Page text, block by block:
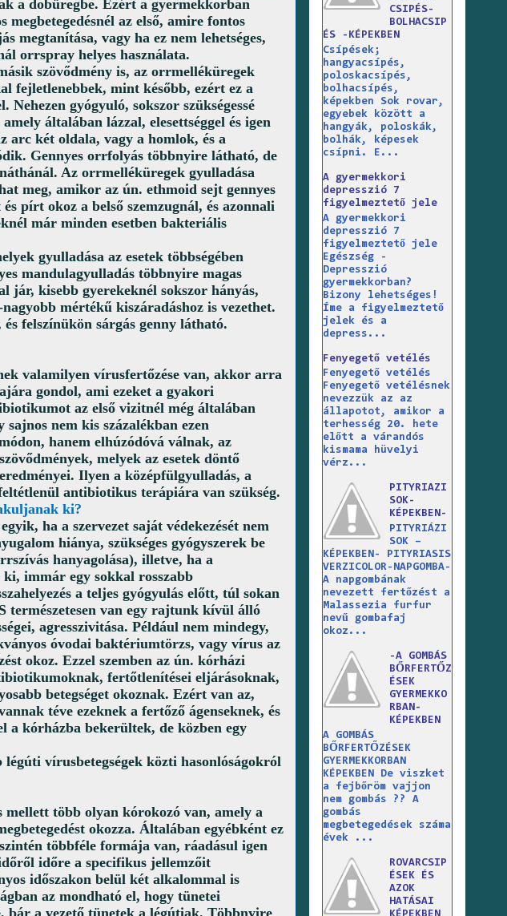
a dobüregbe. Ezért a gyermekkorban
az első, amire fontos
megtanítása, vagy ha ez nem lehetséges,
orrspray helyes használata.
szövődmény is, az orrmelléküregek
fejletlenebbek, mint később, ezért ez a
gyógyuló, sokszor szükségessé
általában lázzal, elesettséggel és igen
arc két oldala, vagy a homlok, és a
Gennyes orrfolyás többnyire látható, de
Az orrmelléküregek gyulladása
meg, amikor az ún. ethmoid sejt gennyes
pírt okoz a belső szemzugnál, és azonnali
már minden esetben bakteriális
gyulladása az esetek többségében
mandulagyulladás többnyire magas
jár, kisebb gyerekeknél sokszor hányás,
mértékű kiszáradáshoz is vezethet.
felszínükön sárgás genny látható.
valamilyen vírusfertőzése van, akkor arra
gondol, ami ezeket a gyakori
az első vizitnél még általában
nem kis százalékban ezen
hanem elhúzódóvá válnak, az
melyek az esetek döntő
Ilyen a középfülgyulladás, a
antibiotikus terápiára van szükség.
ki?
ha a szervezet saját védekezését nem
hiánya, szükséges gyógyszerek be
hanyagolása), illetve, ha a
ki, immár egy sokkal rosszabb
a teljes gyógyulás előtt, túl sokan
természetesen van egy rajtunk kívül álló
agresszivitása. Például nem mindegy,
óvodai baktériumtörzs, vagy vírus az
okoz. Ezzel szemben az ún. kórházi
fertőtlenítései eljárásoknak,
betegséget okoznak. Ezért van az,
téve ezeknek a fertőző ágenseknek, és
a kórházba bekerültek, de közben egy
légúti vírusbetegségek közti hasonlóságokról
több olyan kórokozó van, amely a
okozza. Általában egyébként ez
többféle formája van, ráadásul igen
időre a specifikus jellemzőit
időszakon belül két alkalommal is
az mondható el, hogy tünetei
CSIPÉS-
BOLHACSIP
ÉS -KÉPEKBEN
Csípések;
hangyacsípés,
poloskacsípés,
bolhacsípés,
képekben Sok rovar,
egyebek között a
hangyák, poloskák,
bolhák, képesek
csípni. E...
A gyermekkori
depresszió 7
figyelmeztető jele
A gyermekkori
depresszió 7
figyelmeztető jele
Egészség -
Depresszió
gyermekkorban?
Bizony lehetséges!
Íme a figyelmeztető
jelek és a
depress...
Fenyegető vetélés
Fenyegető vetélés
Fenyegető vetélésnek
nevezzük az az
állapotot, amikor a
terhesség 20. hete
előtt a várandós
kismama hüvelyi
vérz...
PITYRIAZI
SOK-
KÉPEKBEN-
PITYRIÁZI
SOK –
KÉPEKBEN- PITYRIASIS
VERZICOLOR-NAPGOMBA-
A napgombának
nevezett fertőzést a
Malassezia furfur
nevű gombafaj
okoz...
-A GOMBÁS
BŐRFERTŐZ
ÉSEK
GYERMEKKO
RBAN-
KÉPEKBEN
A GOMBÁS
BŐRFERTŐZÉSEK
GYERMEKKORBAN
KÉPEKBEN De viszket
a fejbőröm vajjon
nem gombás ?? A
gombás
megbetegedések száma
évek ...
ROVARCSIP
ÉSEK ÉS
AZOK
HATÁSAI